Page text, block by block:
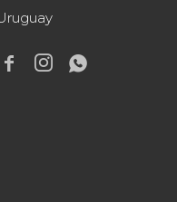
  